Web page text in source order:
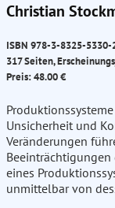
Christian
ISBN 978-3-8325-5330-
317 Seiten,
Preis: 48.00 €
Unsicherheit und
Veränderungen
Beeinträchtigungen
eines
unmittelbar von